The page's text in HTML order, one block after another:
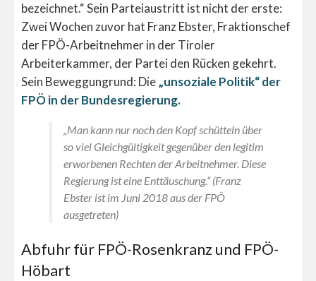
bezeichnet.“ Sein Parteiaustritt ist nicht der erste:
Zwei Wochen zuvor hat Franz Ebster, Fraktionschef
der FPÖ-Arbeitnehmer in der Tiroler
Arbeiterkammer, der Partei den Rücken gekehrt.
Sein Beweggungrund: Die„unsoziale Politik“ der
FPÖ in der Bundesregierung.
„Man kann nur noch den Kopf schütteln über
so viel Gleichgültigkeit gegenüber den legitim
erworbenen Rechten der Arbeitnehmer. Diese
Regierung ist eine Enttäuschung.“ (Franz
Ebster ist im Juni 2018 aus der FPÖ
ausgetreten)
Abfuhr für FPÖ-Rosenkranz und FPÖ-
Höbart